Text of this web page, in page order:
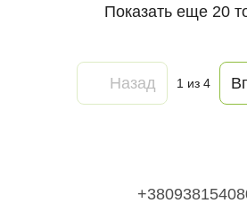
Показать еще 20
Назад 1 из 4